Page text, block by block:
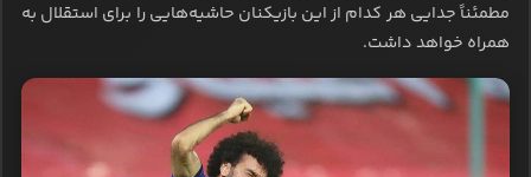
مطمئناً جدایی هر کدام از این بازیکنان حاشیه‌هایی را برای استقلال به
همراه خواهد داشت.